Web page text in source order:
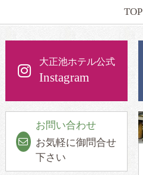
TOP
大正池ホテル公式
Instagram
お問い合わせ
お気軽に御問合せ
下さい